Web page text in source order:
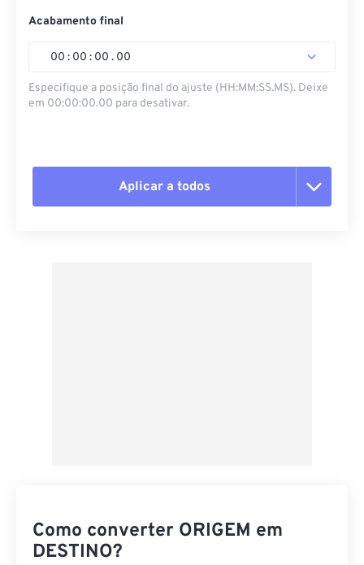
Acabamento final
00 : 00 : 00 . 00
Especifique a posição final do ajuste (HH:MM:SS.MS). Deixe
em 00:00:00.00 para desativar.
Aplicar a todos
Como converter ORIGEM em
DESTINO?